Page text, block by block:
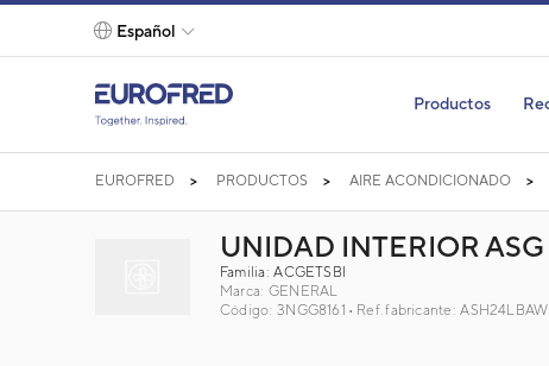
text.skipToContent
text.skipToNavigation
Español
Productos
EUROFRED PRODUCTOS AIRE ACONDICIONADO
UNIDAD INTERIOR ASG
Familia: ACGETSBI
Marca: GENERAL
Código: 3NGG8161
Ref. fabricante: ASH24LBAW